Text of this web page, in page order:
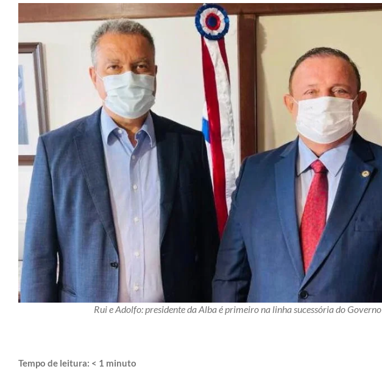
Rui e Adolfo: presidente da Alba é primeiro na linha sucessória do Governo
Tempo de leitura: < 1 minuto